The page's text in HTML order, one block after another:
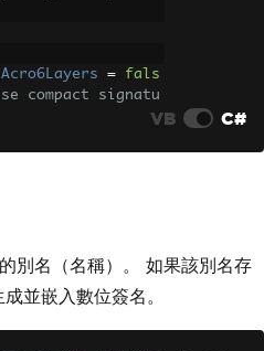
Acro6Layers =
fals
compact signatu
// Rectangle posi
VB C#
別名（名稱）。 如果該別名存
並嵌入數位簽名。